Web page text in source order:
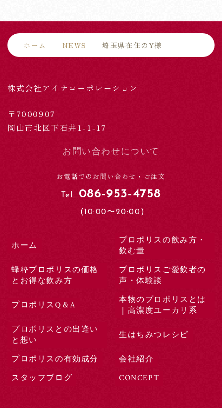
ホーム NEWS 埼玉県在住のY様
株式会社アイナコーポレーション
〒7000907
岡山市北区下石井1-1-17
お問い合わせについて
お電話でのお問い合わせ・ご注文
Tel. 086-953-4758
(10:00〜20:00)
ホーム
プロポリスの飲み方・
飲む量
蜂粋プロポリスの価格
とお得な飲み方
プロポリスご愛飲者の
声・体験談
プロポリスQ＆A
本物のプロポリスとは
｜高濃度ユーカリ系
プロポリスとの出逢い
と想い
生はちみつレシピ
プロポリスの有効成分
会社紹介
スタッフブログ
CONCEPT